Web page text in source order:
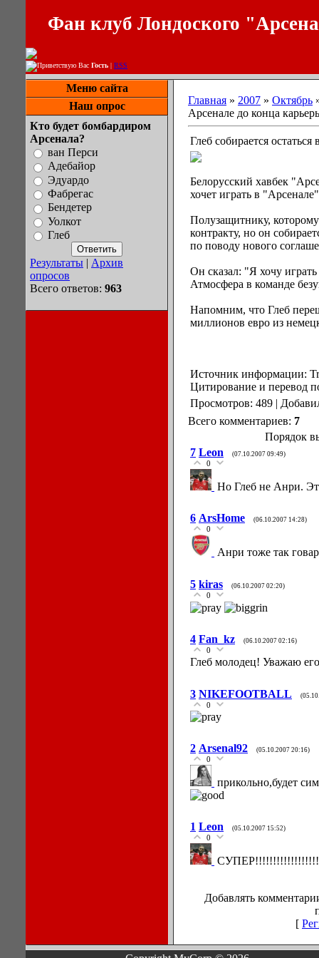
Фан клуб Лондоского
Приветствую Вас Гость | RSS
Меню сайта
Наш опрос
Кто будет бомбардиром
Арсенала?
ван Перси
Адебайор
Эдуардо
Фабрегас
Бендетер
Уолкот
Глеб
Результаты | Архив
опросов
Всего ответов: 963
Главная » 2007 » Октябрь
Арсенале до конца
Глеб собирается
Белорусский хавбек
хочет играть в
Полузащитнику, которому
контракту, но он
по поводу нового
Он сказал: "Я хочу
Атмосфера в команде
Напомним, что Глеб
миллионов евро из
Источник информации:
Цитирование и перевод
Просмотров: 489 |
Всего комментариев: 7
Порядок
7 Leon (07.10.2007 09:49)
0
Но Глеб не Анри.
6 ArsHome (06.10.2007 14:28)
0
Анри тоже так
5 kiras (06.10.2007 02:20)
0
4 Fan_kz (06.10.2007 02:16)
0
Глеб молодец! Уважаю
3 NIKEFOOTBALL
0
2 Arsenal92 (05.10.2007 20:16)
0
прикольно,будет
1 Leon (05.10.2007 15:52)
0
Добавлять
[